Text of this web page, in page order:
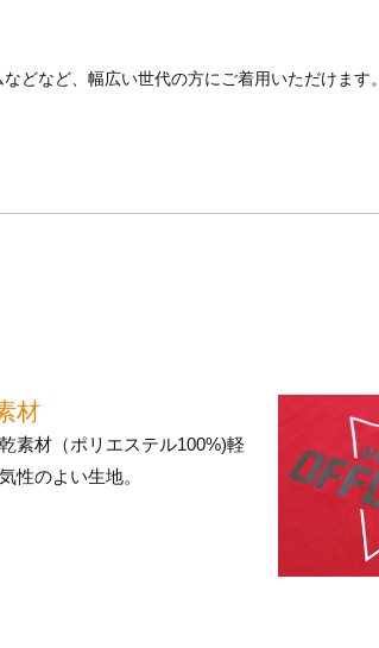
どなど、幅広い世代の方にご着用いただけます。
材
素材（ポリエステル100%)軽
性のよい生地。